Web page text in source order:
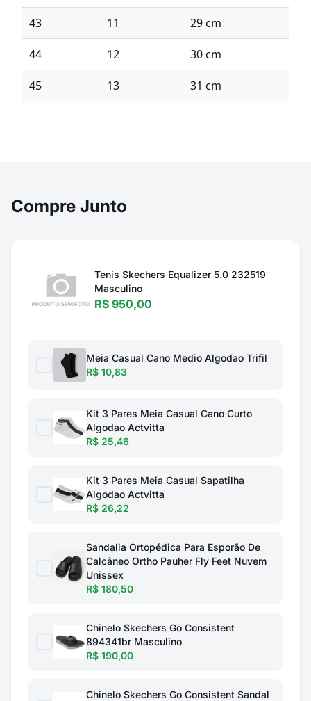
43 11 29 cm
44 12 30 cm
45 13 31 cm
Compre Junto
Tenis Skechers Equalizer 5.0 232519
Masculino
R$ 950,00
Meia Casual Cano Medio Algodao Trifil
R$ 10,83
Kit 3 Pares Meia Casual Cano Curto
Algodao Actvitta
R$ 25,46
Kit 3 Pares Meia Casual Sapatilha
Algodao Actvitta
R$ 26,22
Sandalia Ortopédica Para Esporão De
Calcâneo Ortho Pauher Fly Feet Nuvem
Unissex
R$ 180,50
Chinelo Skechers Go Consistent
894341br Masculino
R$ 190,00
Chinelo Skechers Go Consistent Sandal